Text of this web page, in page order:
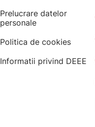
Prelucrare datelor
personale
Politica de cookies
Informatii privind DEEE